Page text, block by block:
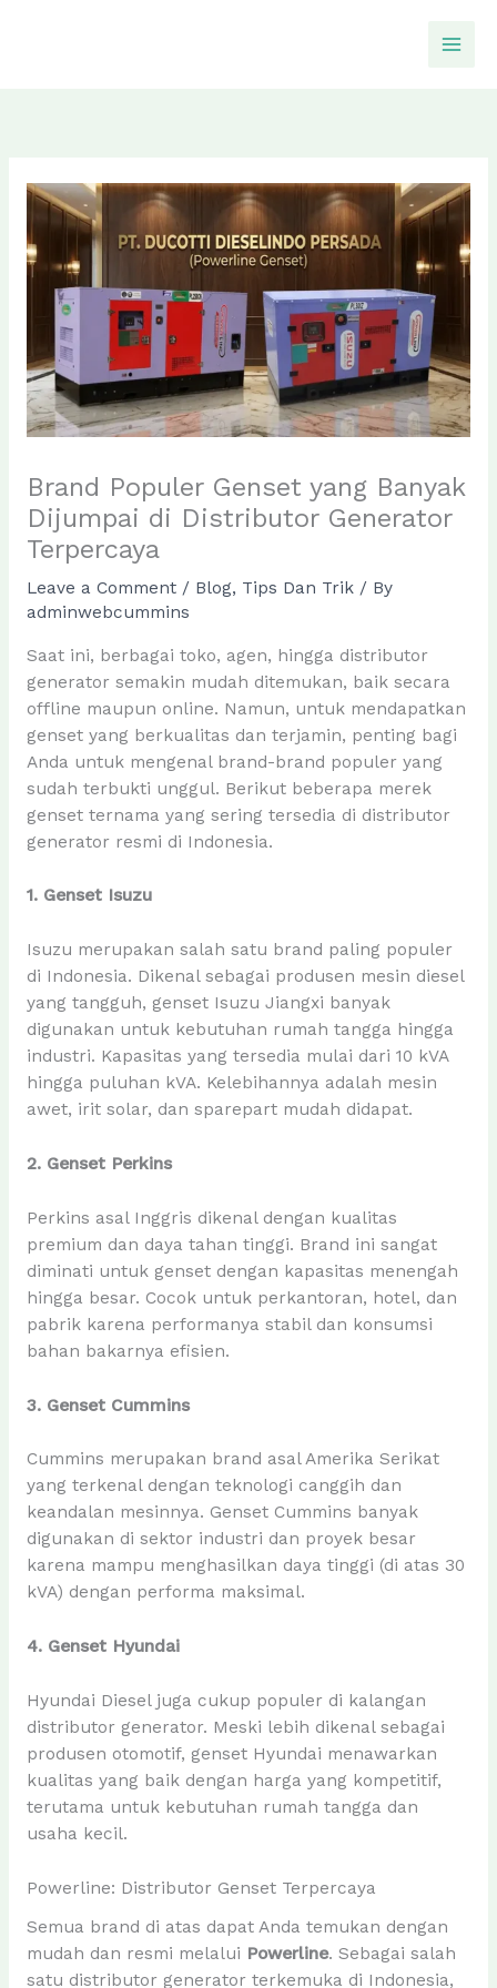
Brand Populer Genset yang Banyak
Dijumpai di Distributor Generator
Terpercaya
Leave a Comment / Blog, Tips Dan Trik/ By
adminwebcummins
Saat ini, berbagai toko, agen, hingga distributor
generator semakin mudah ditemukan, baik secara
offline maupun online. Namun, untuk mendapatkan
genset yang berkualitas dan terjamin, penting bagi
Anda untuk mengenal brand-brand populer yang
sudah terbukti unggul. Berikut beberapa merek
genset ternama yang sering tersedia di distributor
generator resmi di Indonesia.
1. Genset Isuzu
Isuzu merupakan salah satu brand paling populer
di Indonesia. Dikenal sebagai produsen mesin diesel
yang tangguh, genset Isuzu Jiangxi banyak
digunakan untuk kebutuhan rumah tangga hingga
industri. Kapasitas yang tersedia mulai dari 10 kVA
hingga puluhan kVA. Kelebihannya adalah mesin
awet, irit solar, dan sparepart mudah didapat.
2. Genset Perkins
Perkins asal Inggris dikenal dengan kualitas
premium dan daya tahan tinggi. Brand ini sangat
diminati untuk genset dengan kapasitas menengah
hingga besar. Cocok untuk perkantoran, hotel, dan
pabrik karena performanya stabil dan konsumsi
bahan bakarnya efisien.
3. Genset Cummins
Cummins merupakan brand asal Amerika Serikat
yang terkenal dengan teknologi canggih dan
keandalan mesinnya. Genset Cummins banyak
digunakan di sektor industri dan proyek besar
karena mampu menghasilkan daya tinggi (di atas 30
kVA) dengan performa maksimal.
4. Genset Hyundai
Hyundai Diesel juga cukup populer di kalangan
distributor generator. Meski lebih dikenal sebagai
produsen otomotif, genset Hyundai menawarkan
kualitas yang baik dengan harga yang kompetitif,
terutama untuk kebutuhan rumah tangga dan
usaha kecil.
Powerline: Distributor Genset Terpercaya
Semua brand di atas dapat Anda temukan dengan
mudah dan resmi melalui Powerline. Sebagai salah
satu distributor generator terkemuka di Indonesia,